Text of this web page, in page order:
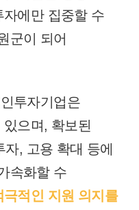
에만 집중할 수
군이 되어
투자기업은
으며, 확보된
, 고용 확대 등에
속화할 수
적인 지원 의지를